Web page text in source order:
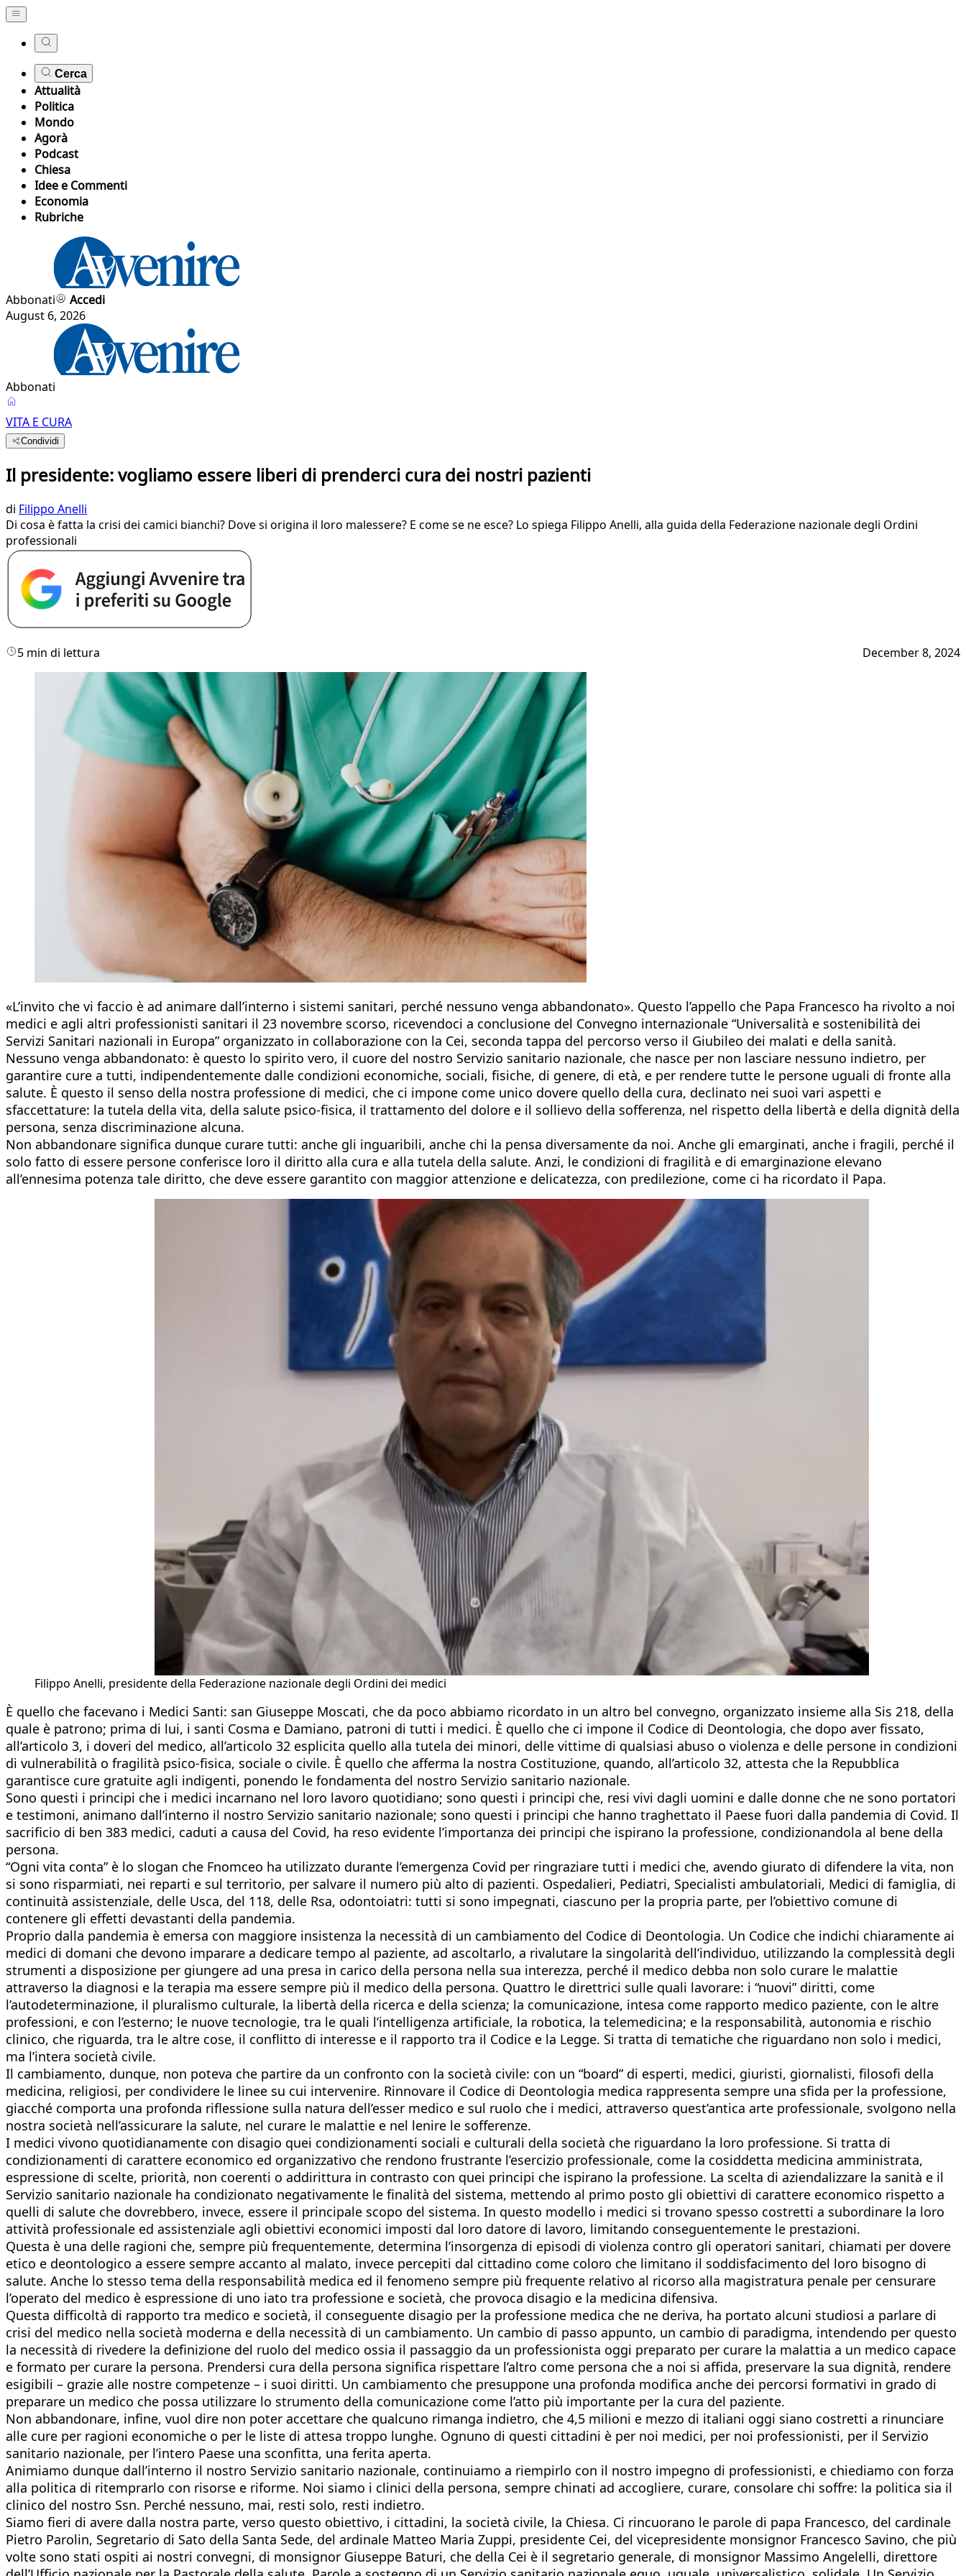
Cerca
Attualità
Politica
Mondo
Agorà
Podcast
Chiesa
Idee e Commenti
Economia
Rubriche
Abbonati
Accedi
August 6, 2026
Abbonati
VITA E CURA
Condividi
Il presidente: vogliamo essere liberi di prenderci cura dei nostri pazienti
di Filippo Anelli
Di cosa è fatta la crisi dei camici bianchi? Dove si origina il loro malessere? E come se ne esce? Lo spiega Filippo Anelli, alla guida della Federazione nazionale degli Ordini
professionali
5 min di lettura December 8, 2024
«L’invito che vi faccio è ad animare dall’interno i sistemi sanitari, perché nessuno venga abbandonato». Questo l’appello che Papa Francesco ha rivolto a noi
medici e agli altri professionisti sanitari il 23 novembre scorso, ricevendoci a conclusione del Convegno internazionale “Universalità e sostenibilità dei
Servizi Sanitari nazionali in Europa” organizzato in collaborazione con la Cei, seconda tappa del percorso verso il Giubileo dei malati e della sanità.
Nessuno venga abbandonato: è questo lo spirito vero, il cuore del nostro Servizio sanitario nazionale, che nasce per non lasciare nessuno indietro, per
garantire cure a tutti, indipendentemente dalle condizioni economiche, sociali, fisiche, di genere, di età, e per rendere tutte le persone uguali di fronte alla
salute. È questo il senso della nostra professione di medici, che ci impone come unico dovere quello della cura, declinato nei suoi vari aspetti e
sfaccettature: la tutela della vita, della salute psico-fisica, il trattamento del dolore e il sollievo della sofferenza, nel rispetto della libertà e della dignità della
persona, senza discriminazione alcuna.
Non abbandonare significa dunque curare tutti: anche gli inguaribili, anche chi la pensa diversamente da noi. Anche gli emarginati, anche i fragili, perché il
solo fatto di essere persone conferisce loro il diritto alla cura e alla tutela della salute. Anzi, le condizioni di fragilità e di emarginazione elevano
all’ennesima potenza tale diritto, che deve essere garantito con maggior attenzione e delicatezza, con predilezione, come ci ha ricordato il Papa.
Filippo Anelli, presidente della Federazione nazionale degli Ordini dei medici
È quello che facevano i Medici Santi: san Giuseppe Moscati, che da poco abbiamo ricordato in un altro bel convegno, organizzato insieme alla Sis 218, della
quale è patrono; prima di lui, i santi Cosma e Damiano, patroni di tutti i medici. È quello che ci impone il Codice di Deontologia, che dopo aver fissato,
all’articolo 3, i doveri del medico, all’articolo 32 esplicita quello alla tutela dei minori, delle vittime di qualsiasi abuso o violenza e delle persone in condizioni
di vulnerabilità o fragilità psico-fisica, sociale o civile. È quello che afferma la nostra Costituzione, quando, all’articolo 32, attesta che la Repubblica
garantisce cure gratuite agli indigenti, ponendo le fondamenta del nostro Servizio sanitario nazionale.
Sono questi i principi che i medici incarnano nel loro lavoro quotidiano; sono questi i principi che, resi vivi dagli uomini e dalle donne che ne sono portatori
e testimoni, animano dall’interno il nostro Servizio sanitario nazionale; sono questi i principi che hanno traghettato il Paese fuori dalla pandemia di Covid. Il
sacrificio di ben 383 medici, caduti a causa del Covid, ha reso evidente l’importanza dei principi che ispirano la professione, condizionandola al bene della
persona.
“Ogni vita conta” è lo slogan che Fnomceo ha utilizzato durante l’emergenza Covid per ringraziare tutti i medici che, avendo giurato di difendere la vita, non
si sono risparmiati, nei reparti e sul territorio, per salvare il numero più alto di pazienti. Ospedalieri, Pediatri, Specialisti ambulatoriali, Medici di famiglia, di
continuità assistenziale, delle Usca, del 118, delle Rsa, odontoiatri: tutti si sono impegnati, ciascuno per la propria parte, per l’obiettivo comune di
contenere gli effetti devastanti della pandemia.
Proprio dalla pandemia è emersa con maggiore insistenza la necessità di un cambiamento del Codice di Deontologia. Un Codice che indichi chiaramente ai
medici di domani che devono imparare a dedicare tempo al paziente, ad ascoltarlo, a rivalutare la singolarità dell’individuo, utilizzando la complessità degli
strumenti a disposizione per giungere ad una presa in carico della persona nella sua interezza, perché il medico debba non solo curare le malattie
attraverso la diagnosi e la terapia ma essere sempre più il medico della persona. Quattro le direttrici sulle quali lavorare: i “nuovi” diritti, come
l’autodeterminazione, il pluralismo culturale, la libertà della ricerca e della scienza; la comunicazione, intesa come rapporto medico paziente, con le altre
professioni, e con l’esterno; le nuove tecnologie, tra le quali l’intelligenza artificiale, la robotica, la telemedicina; e la responsabilità, autonomia e rischio
clinico, che riguarda, tra le altre cose, il conflitto di interesse e il rapporto tra il Codice e la Legge. Si tratta di tematiche che riguardano non solo i medici,
ma l’intera società civile.
Il cambiamento, dunque, non poteva che partire da un confronto con la società civile: con un “board” di esperti, medici, giuristi, giornalisti, filosofi della
medicina, religiosi, per condividere le linee su cui intervenire. Rinnovare il Codice di Deontologia medica rappresenta sempre una sfida per la professione,
giacché comporta una profonda riflessione sulla natura dell’esser medico e sul ruolo che i medici, attraverso quest’antica arte professionale, svolgono nella
nostra società nell’assicurare la salute, nel curare le malattie e nel lenire le sofferenze.
I medici vivono quotidianamente con disagio quei condizionamenti sociali e culturali della società che riguardano la loro professione. Si tratta di
condizionamenti di carattere economico ed organizzativo che rendono frustrante l’esercizio professionale, come la cosiddetta medicina amministrata,
espressione di scelte, priorità, non coerenti o addirittura in contrasto con quei principi che ispirano la professione. La scelta di aziendalizzare la sanità e il
Servizio sanitario nazionale ha condizionato negativamente le finalità del sistema, mettendo al primo posto gli obiettivi di carattere economico rispetto a
quelli di salute che dovrebbero, invece, essere il principale scopo del sistema. In questo modello i medici si trovano spesso costretti a subordinare la loro
attività professionale ed assistenziale agli obiettivi economici imposti dal loro datore di lavoro, limitando conseguentemente le prestazioni.
Questa è una delle ragioni che, sempre più frequentemente, determina l’insorgenza di episodi di violenza contro gli operatori sanitari, chiamati per dovere
etico e deontologico a essere sempre accanto al malato, invece percepiti dal cittadino come coloro che limitano il soddisfacimento del loro bisogno di
salute. Anche lo stesso tema della responsabilità medica ed il fenomeno sempre più frequente relativo al ricorso alla magistratura penale per censurare
l’operato del medico è espressione di uno iato tra professione e società, che provoca disagio e la medicina difensiva.
Questa difficoltà di rapporto tra medico e società, il conseguente disagio per la professione medica che ne deriva, ha portato alcuni studiosi a parlare di
crisi del medico nella società moderna e della necessità di un cambiamento. Un cambio di passo appunto, un cambio di paradigma, intendendo per questo
la necessità di rivedere la definizione del ruolo del medico ossia il passaggio da un professionista oggi preparato per curare la malattia a un medico capace
e formato per curare la persona. Prendersi cura della persona significa rispettare l’altro come persona che a noi si affida, preservare la sua dignità, rendere
esigibili – grazie alle nostre competenze – i suoi diritti. Un cambiamento che presuppone una profonda modifica anche dei percorsi formativi in grado di
preparare un medico che possa utilizzare lo strumento della comunicazione come l’atto più importante per la cura del paziente.
Non abbandonare, infine, vuol dire non poter accettare che qualcuno rimanga indietro, che 4,5 milioni e mezzo di italiani oggi siano costretti a rinunciare
alle cure per ragioni economiche o per le liste di attesa troppo lunghe. Ognuno di questi cittadini è per noi medici, per noi professionisti, per il Servizio
sanitario nazionale, per l’intero Paese una sconfitta, una ferita aperta.
Animiamo dunque dall’interno il nostro Servizio sanitario nazionale, continuiamo a riempirlo con il nostro impegno di professionisti, e chiediamo con forza
alla politica di ritemprarlo con risorse e riforme. Noi siamo i clinici della persona, sempre chinati ad accogliere, curare, consolare chi soffre: la politica sia il
clinico del nostro Ssn. Perché nessuno, mai, resti solo, resti indietro.
Siamo fieri di avere dalla nostra parte, verso questo obiettivo, i cittadini, la società civile, la Chiesa. Ci rincuorano le parole di papa Francesco, del cardinale
Pietro Parolin, Segretario di Sato della Santa Sede, del ardinale Matteo Maria Zuppi, presidente Cei, del vicepresidente monsignor Francesco Savino, che più
volte sono stati ospiti ai nostri convegni, di monsignor Giuseppe Baturi, che della Cei è il segretario generale, di monsignor Massimo Angelelli, direttore